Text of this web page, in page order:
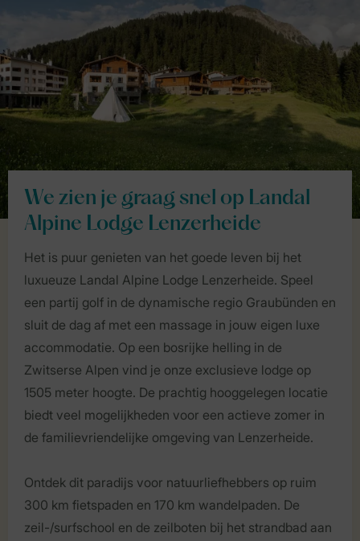
We zien je graag snel op Landal
Alpine Lodge Lenzerheide
Het is puur genieten van het goede leven bij het
luxueuze Landal Alpine Lodge Lenzerheide. Speel
een partij golf in de dynamische regio Graubünden en
sluit de dag af met een massage in jouw eigen luxe
accommodatie. Op een bosrijke helling in de
Zwitserse Alpen vind je onze exclusieve lodge op
1505 meter hoogte. De prachtig hooggelegen locatie
biedt veel mogelijkheden voor een actieve zomer in
de familievriendelijke omgeving van Lenzerheide.
Ontdek dit paradijs voor natuurliefhebbers op ruim
300 km fietspaden en 170 km wandelpaden. De
zeil-/surfschool en de zeilboten bij het strandbad aan